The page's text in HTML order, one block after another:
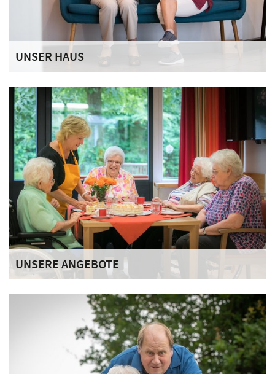
UNSER HAUS
unterteilt, deren farbliche Gestaltung und bildhafte
Namensgebung den Bewohnerinnen und Bewohnern die
Orientierung im Haus leicht macht.
UNSERE ANGEBOTE
Einschnitt im Leben – für die Betroffenen ebenso wie für
ihre Angehörigen. Wir können dafür Sorge tragen, dass Sie
Ihre Entscheidung mit einem guten Gefühl treffen.